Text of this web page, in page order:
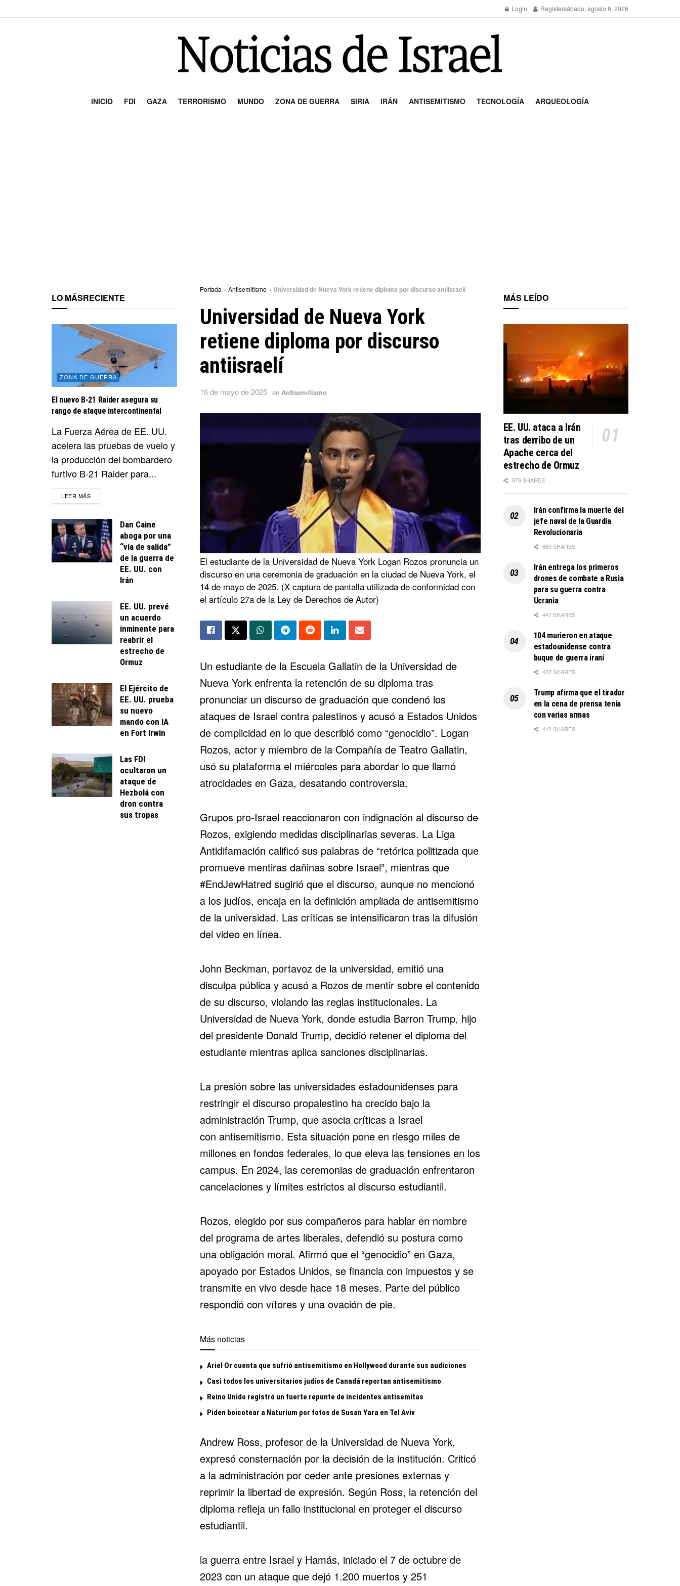
Login Registersábado, agosto 8, 2026
INICIO FDI GAZA TERRORISMO MUNDO ZONA DE GUERRA SIRIA IRÁN ANTISEMITISMO TECNOLOGÍA ARQUEOLOGÍA
Portada » Antisemitismo » Universidad de Nueva York retiene diploma por discurso antiisraelí
Universidad de Nueva York
retiene diploma por discurso
antiisraelí
16 de mayo de 2025 en Antisemitismo
El estudiante de la Universidad de Nueva York Logan Rozos pronuncia un
discurso en una ceremonia de graduación en la ciudad de Nueva York, el
14 de mayo de 2025. (X captura de pantalla utilizada de conformidad con
el artículo 27a de la Ley de Derechos de Autor)
Un estudiante de la Escuela Gallatin de la Universidad de
Nueva York enfrenta la retención de su diploma tras
pronunciar un discurso de graduación que condenó los
ataques de Israel contra palestinos y acusó a Estados Unidos
de complicidad en lo que describió como “genocidio”. Logan
Rozos, actor y miembro de la Compañía de Teatro Gallatin,
usó su plataforma el miércoles para abordar lo que llamó
atrocidades en Gaza, desatando controversia.
Grupos pro-Israel reaccionaron con indignación al discurso de
Rozos, exigiendo medidas disciplinarias severas. La Liga
Antidifamación calificó sus palabras de “retórica politizada que
promueve mentiras dañinas sobre Israel”, mientras que
#EndJewHatred sugirió que el discurso, aunque no mencionó
a los judíos, encaja en la definición ampliada de antisemitismo
de la universidad. Las críticas se intensificaron tras la difusión
del video en línea.
John Beckman, portavoz de la universidad, emitió una
disculpa pública y acusó a Rozos de mentir sobre el contenido
de su discurso, violando las reglas institucionales. La
Universidad de Nueva York, donde estudia Barron Trump, hijo
del presidente Donald Trump, decidió retener el diploma del
estudiante mientras aplica sanciones disciplinarias.
La presión sobre las universidades estadounidenses para
restringir el discurso propalestino ha crecido bajo la
administración Trump, que asocia críticas a Israel
con antisemitismo. Esta situación pone en riesgo miles de
millones en fondos federales, lo que eleva las tensiones en los
campus. En 2024, las ceremonias de graduación enfrentaron
cancelaciones y límites estrictos al discurso estudiantil.
Rozos, elegido por sus compañeros para hablar en nombre
del programa de artes liberales, defendió su postura como
una obligación moral. Afirmó que el “genocidio” en Gaza,
apoyado por Estados Unidos, se financia con impuestos y se
transmite en vivo desde hace 18 meses. Parte del público
respondió con vítores y una ovación de pie.
Más noticias
Ariel Or cuenta que sufrió antisemitismo en Hollywood durante sus audiciones
Casi todos los universitarios judíos de Canadá reportan antisemitismo
Reino Unido registró un fuerte repunte de incidentes antisemitas
Piden boicotear a Naturium por fotos de Susan Yara en Tel Aviv
Andrew Ross, profesor de la Universidad de Nueva York,
expresó consternación por la decisión de la institución. Criticó
a la administración por ceder ante presiones externas y
reprimir la libertad de expresión. Según Ross, la retención del
diploma refleja un fallo institucional en proteger el discurso
estudiantil.
la guerra entre Israel y Hamás, iniciado el 7 de octubre de
2023 con un ataque que dejó 1.200 muertos y 251
LO MÁSRECIENTE
ZONA DE GUERRA
El nuevo B-21 Raider asegura su
rango de ataque intercontinental
La Fuerza Aérea de EE. UU.
acelera las pruebas de vuelo y
la producción del bombardero
furtivo B-21 Raider para...
LEER MÁSDETAILS
Dan Caine
aboga por una
“vía de salida”
de la guerra de
EE. UU. con
Irán
EE. UU. prevé
un acuerdo
inminente para
reabrir el
estrecho de
Ormuz
El Ejército de
EE. UU. prueba
su nuevo
mando con IA
en Fort Irwin
Las FDI
ocultaron un
ataque de
Hezbolá con
dron contra
sus tropas
MÁS LEÍDO
EE. UU. ataca a Irán
tras derribo de un
Apache cerca del
estrecho de Ormuz
979 SHARES
Irán confirma la muerte del
jefe naval de la Guardia
Revolucionaria
669 SHARES
Irán entrega los primeros
drones de combate a Rusia
para su guerra contra
Ucrania
447 SHARES
104 murieron en ataque
estadounidense contra
buque de guerra iraní
422 SHARES
Trump afirma que el tirador
en la cena de prensa tenía
con varias armas
412 SHARES